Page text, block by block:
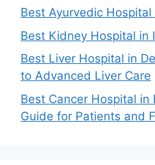
Best Ayurvedic
Best Kidney Hospital in
Best Liver Hospital in
to Advanced Liver Care
Best Cancer Hospital in
Guide for Patients and